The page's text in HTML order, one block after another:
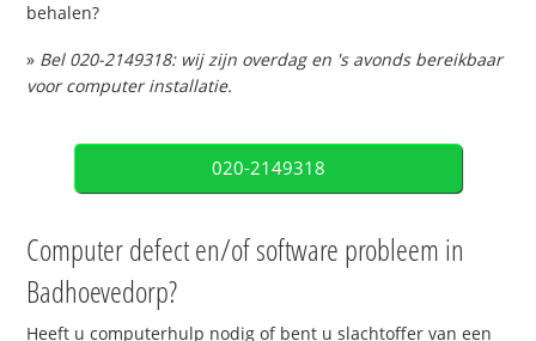
behalen?
» Bel 020-2149318: wij zijn overdag en 's avonds bereikbaar
voor computer installatie.
020-2149318
Computer defect en/of software probleem in
Badhoevedorp?
Heeft u computerhulp nodig of bent u slachtoffer van een